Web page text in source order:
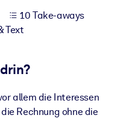
Business-Wissen.
Wissen, um die Ergebnisse
10 Take-aways
Text
allem die Interessen
Rechnung ohne die